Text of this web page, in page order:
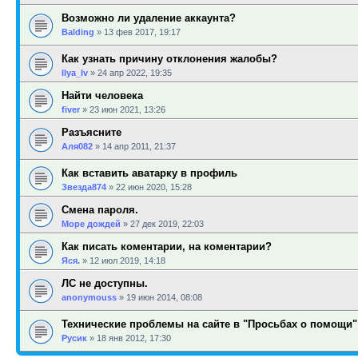
Возможно ли удаление аккаунта?
Balding » 13 фев 2017, 19:17
Как узнать причину отклонения жалобы?
Ilya_Iv » 24 апр 2022, 19:35
Найти человека
fiver » 23 июн 2021, 13:26
Разъясните
Аля082 » 14 апр 2011, 21:37
Как вставить аватарку в профиль
Звезда874 » 22 июн 2020, 15:28
Смена пароля.
Море дождей » 27 дек 2019, 22:03
Как писать коментарии, на коментарии?
Яся. » 12 июл 2019, 14:18
ЛС не доступны.
anonymouss » 19 июн 2014, 08:08
Технические проблемы на сайте в "Просьбах о помощи"
Русик » 18 янв 2012, 17:30